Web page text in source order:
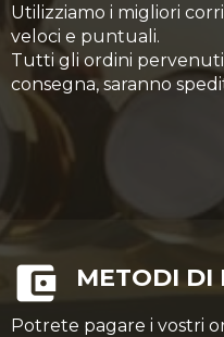
Utilizziamo i migliori
veloci e puntuali.
Tutti gli ordini pervenuti
consegna, saranno
METODI DI
Potrete pagare i vostri